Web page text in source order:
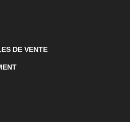
DE VENTE